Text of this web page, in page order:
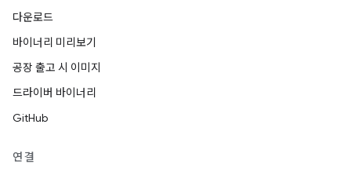
다운로드
바이너리 미리보기
공장 출고 시 이미지
드라이버 바이너리
GitHub
연결